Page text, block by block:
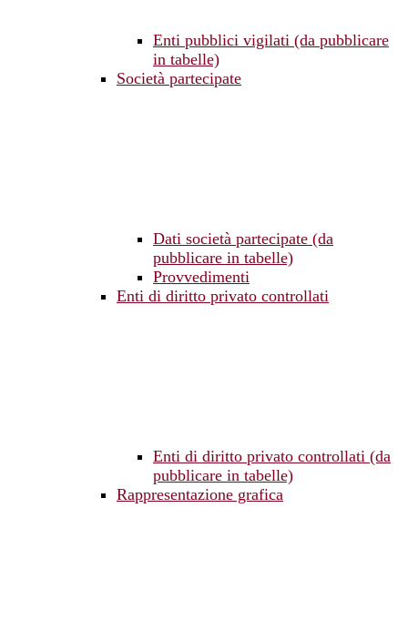
Enti pubblici vigilati (da pubblicare
in tabelle)
Società partecipate
Dati società partecipate (da
pubblicare in tabelle)
Provvedimenti
Enti di diritto privato controllati
Enti di diritto privato controllati (da
pubblicare in tabelle)
Rappresentazione grafica